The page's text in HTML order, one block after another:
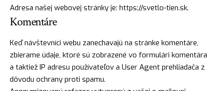
Adresa našej webovej stránky je: https://svetlo-tien.sk.
Komentáre
Keď návštevníci webu zanechavajú na stránke komentáre,
zbierame údaje, ktoré sú zobrazené vo formulári komentára
a taktiež IP adresu používateľov a User Agent prehliadača z
dôvodu ochrany proti spamu.